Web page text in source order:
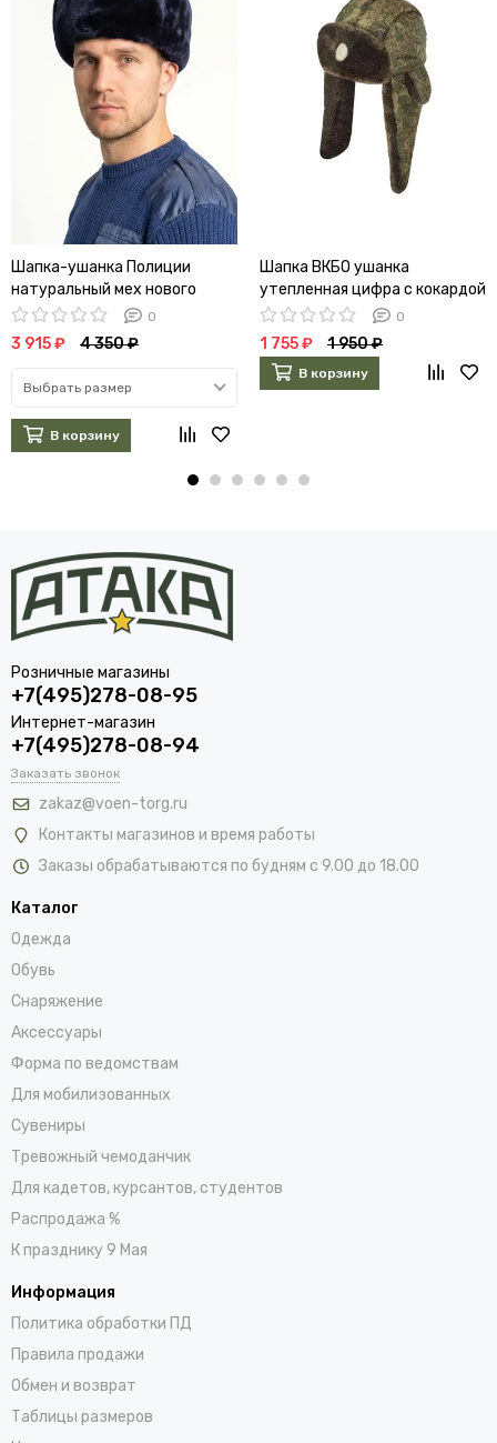
Шапка-ушанка Полиции
натуральный мех нового
образца (А)
0
3 915 ₽ 4 350 ₽
Выбрать размер
В корзину
Шапка ВКБО ушанка
утепленная цифра с кокардой
0
1 755 ₽ 1 950 ₽
В корзину
Розничные магазины
+7(495)278-08-95
Интернет-магазин
+7(495)278-08-94
Заказать звонок
zakaz@voen-torg.ru
Контакты магазинов и время работы
Заказы обрабатываются по будням с 9.00 до 18.00
Каталог
Одежда
Обувь
Снаряжение
Аксессуары
Форма по ведомствам
Для мобилизованных
Сувениры
Тревожный чемоданчик
Для кадетов, курсантов, студентов
Распродажа %
К празднику 9 Мая
Информация
Политика обработки ПД
Правила продажи
Обмен и возврат
Таблицы размеров